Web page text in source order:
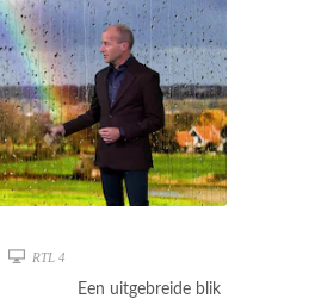
RTL 4
Een uitgebreide blik